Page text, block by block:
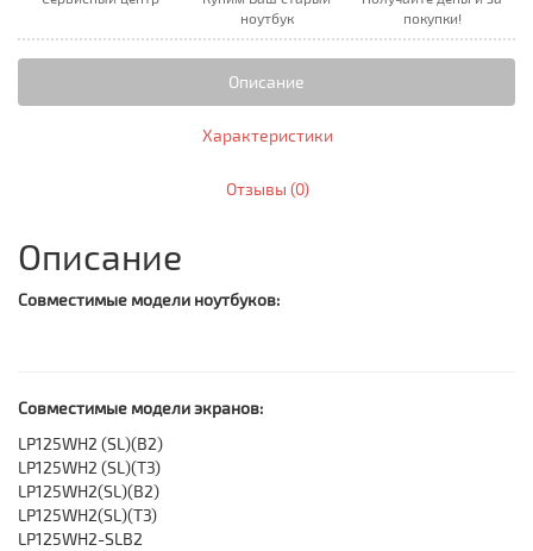
ноутбук
покупки!
Описание
Характеристики
Отзывы (0)
Описание
Совместимые модели ноутбуков:
Совместимые модели экранов:
LP125WH2 (SL)(B2)
LP125WH2 (SL)(T3)
LP125WH2(SL)(B2)
LP125WH2(SL)(T3)
LP125WH2-SLB2